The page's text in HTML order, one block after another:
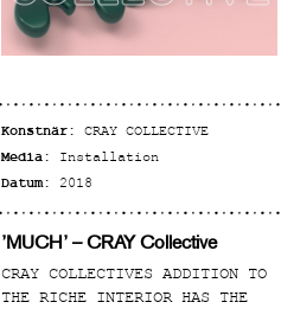
Konstnär: CRAY COLLECTIVE
Media: Installation
Datum: 2018
’MUCH’ – CRAY Collective
CRAY COLLECTIVES ADDITION TO
THE RICHE INTERIOR HAS THE